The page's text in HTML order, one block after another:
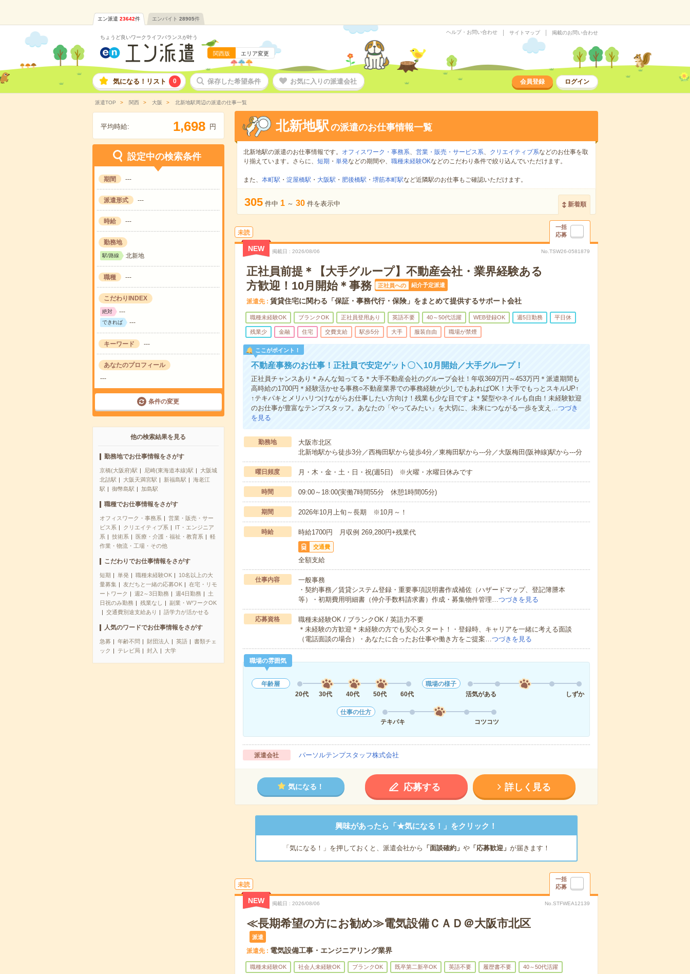
エン派遣 23642件 エンバイト 28905件
ちょうど良いワークライフバランスが叶う
関西版 エリア変更
ヘルプ・お問い合わせ サイトマップ 掲載のお問い合わせ
気になる！リスト 0 保存した希望条件 お気に入りの派遣会社 会員登録 ログイン
派遣TOP 関西 大阪 北新地駅周辺の派遣の仕事一覧
平均時給: 1,698 円
設定中の検索条件
期間 ---
派遣形式 ---
時給 ---
勤務地
駅/路線 北新地
職種 ---
こだわりINDEX
絶対 ---
できれば ---
キーワード ---
あなたのプロフィール
---
条件の変更
他の検索結果を見る
勤務地でお仕事情報をさがす
京橋(大阪府)駅 尼崎(東海道本線)駅
大阪城
北詰駅
大阪天満宮駅 新福島駅
海老江
駅
御幣島駅 加島駅
職種でお仕事情報をさがす
オフィスワーク・事務系
営業・販売・サー
ビス系
クリエイティブ系
IT・エンジニア
系
技術系 医療・介護・福祉・教育系
軽
作業・物流・工場・その他
こだわりでお仕事情報をさがす
短期 単発 職種未経験OK
10名以上の大
量募集
友だちと一緒の応募OK
在宅・リモ
ートワーク
週2～3日勤務 週4日勤務
土
日祝のみ勤務
残業なし
副業・WワークOK
交通費別途支給あり
語学力が活かせる
人気のワードでお仕事情報をさがす
急募 年齢不問 財団法人 英語
書類チェ
ック
テレビ局 封入 大学
北新地駅の派遣のお仕事情報一覧
北新地駅の派遣のお仕事情報です。 オフィスワーク・事務系、 営業・販売・サービス系、 クリエイティブ系などのお仕事を取
り揃えています。さらに、 短期 ・ 単発などの期間や、 職種未経験OKなどのこだわり条件で絞り込んでいただけます。
また、 本町駅 ・ 淀屋橋駅 ・ 大阪駅 ・ 肥後橋駅 ・ 堺筋本町駅など近隣駅のお仕事もご確認いただけます。
305 件中 1 ～ 30 件を表示中 新着順
未読
一括
応募
NEW 掲載日 2026/08/06 No.TSW26-0581879
正社員前提＊【大手グループ】不動産会社・業界経験ある
方歓迎！10月開始＊事務
正社員への 紹介予定派遣
派遣先 賃貸住宅に関わる「保証・事務代行・保険」をまとめて提供するサポート会社
職種未経験OK ブランクOK 正社員登用あり 英語不要 40～50代活躍 WEB登録OK 週5日勤務 平日休
残業少 金融 住宅 交費支給 駅歩5分 大手 服装自由 職場が禁煙
ここがポイント！
不動産事務のお仕事！正社員で安定ゲット〇＼10月開始／大手グループ！
正社員チャンスあり＊みんな知ってる＊大手不動産会社のグループ会社！年収369万円～453万円＊派遣期間も
高時給の1700円＊経験活かせる事務○不動産業界での事務経験が少しでもあればOK！大手でもっとスキルUP↑
↑テキパキとメリハリつけながらお仕事したい方向け！残業も少な目ですよ＊髪型やネイルも自由！未経験歓迎
のお仕事が豊富なテンプスタッフ。あなたの「やってみたい」を大切に、未来につながる一歩を支え…つづき
を見る
勤務地
大阪市北区
北新地駅から徒歩3分／西梅田駅から徒歩4分／東梅田駅から---分／大阪梅田(阪神線)駅から---分
曜日頻度 月・木・金・土・日・祝(週5日) ※火曜・水曜日休みです
時間 09:00～18:00(実働7時間55分 休憩1時間05分)
期間 2026年10月上旬～長期 ※10月～！
時給 時給1700円 月収例 269,280円+残業代
交通費
全額支給
仕事内容
一般事務
・契約事務／賃貸システム登録・重要事項説明書作成補佐（ハザードマップ、登記簿謄本
等）・初期費用明細書（仲介手数料請求書）作成・募集物件管理…つづきを見る
応募資格
職種未経験OK / ブランクOK / 英語力不要
＊未経験の方歓迎＊未経験の方でも安心スタート！・登録時、キャリアを一緒に考える面談
（電話面談の場合）・あなたに合ったお仕事や働き方をご提案…つづきを見る
職場の雰囲気
年齢層
20代
30代 40代 50代 60代
職場の様子
活気がある
しずか
仕事の仕方
テキパキ
コツコツ
派遣会社 パーソルテンプスタッフ株式会社
気になる！ 応募する 詳しく見る
興味があったら「★気になる！」をクリック！
「気になる！」を押しておくと、派遣会社から 「面談確約」 や「応募歓迎」 が届きます！
未読
一括
応募
NEW 掲載日 2026/08/06 No.STFWEA12139
≪長期希望の方にお勧め≫電気設備ＣＡＤ＠大阪市北区
派遣
派遣先 電気設備工事・エンジニアリング業界
職種未経験OK 社会人未経験OK ブランクOK 既卒第二新卒OK 英語不要 履歴書不要 40～50代活躍